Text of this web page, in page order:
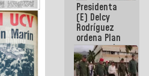
Presidenta
(E) Delcy
Rodríguez
ordena Plan
maestro de
desarrollo
logístico y